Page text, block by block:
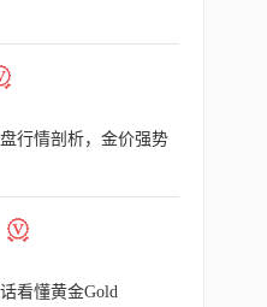
行情剖析，金价强势
看懂黄金Gold